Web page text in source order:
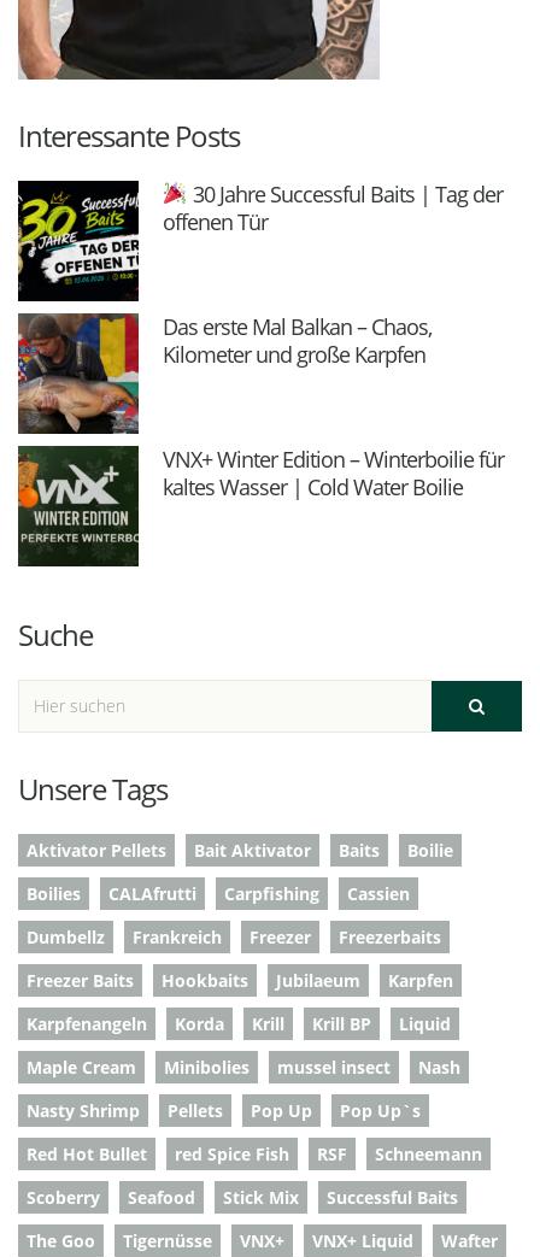
Interessante Posts
30 Jahre Successful Baits | Tag der
offenen Tür
Das erste Mal Balkan – Chaos,
Kilometer und große Karpfen
VNX+ Winter Edition – Winterboilie für
kaltes Wasser | Cold Water Boilie
Suche
Unsere Tags
Aktivator Pellets Bait Aktivator Baits
Boilie
Boilies
CALAfrutti Carpfishing
Cassien
Dumbellz
Frankreich Freezer
Freezerbaits
Freezer Baits
Hookbaits Jubilaeum
Karpfen
Karpfenangeln
Korda Krill Krill BP
Liquid
Maple Cream
Minibolies mussel insect
Nash
Nasty Shrimp
Pellets Pop Up
Pop Up`s
Red Hot Bullet
red Spice Fish RSF
Schneemann
Scoberry
Seafood Stick Mix
Successful Baits
The Goo
Tigernüsse VNX+ VNX+ Liquid
Wafter